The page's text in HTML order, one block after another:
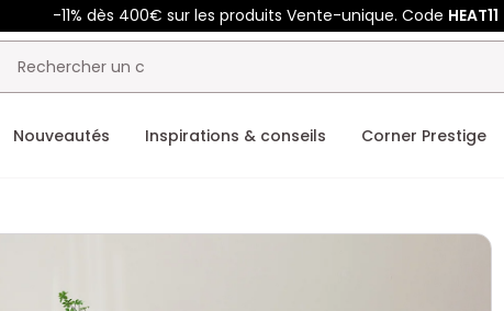
-11% dès 400€ sur les produits Vente-unique. Code HEAT11
Nouveautés Inspirations & conseils Corner Prestige